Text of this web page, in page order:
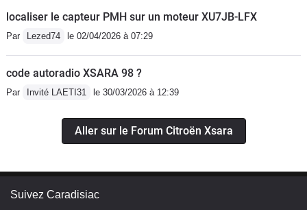
localiser le capteur PMH sur un moteur XU7JB-LFX
Par Lezed74 le 02/04/2026 à 07:29
code autoradio XSARA 98 ?
Par Invité LAETI31 le 30/03/2026 à 12:39
Aller sur le Forum Citroën Xsara
Suivez Caradisiac